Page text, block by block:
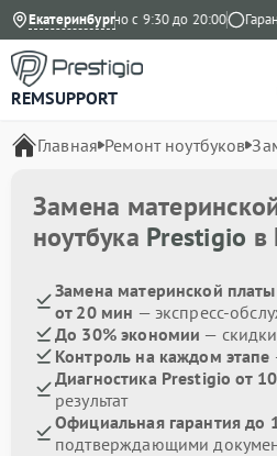
Екатеринбург
Ежедневно с 9:30 до 20:00
REMSUPPORT
Главная Ремонт ноутбуков
Замена
ноутбука Prestigio в
Замена материнской
от 20 мин — экспресс-
До 30% экономии —
Контроль на каждом этапе
Диагностика Prestigio от
результат
Официальная гарантия до
подтверждающими